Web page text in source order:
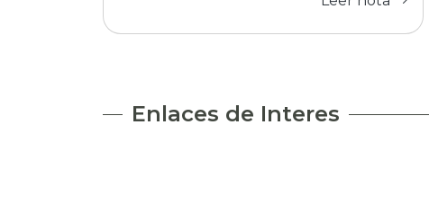
Enlaces de Interes